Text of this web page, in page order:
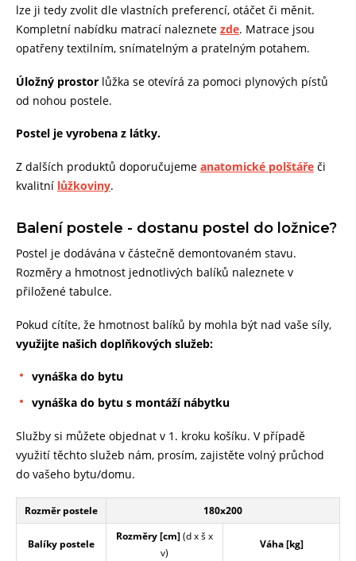
lze ji tedy zvolit dle vlastních preferencí, otáčet či měnit.
Kompletní nabídku matrací naleznete zde. Matrace jsou
opatřeny textilním, snímatelným a pratelným potahem.
Úložný prostor lůžka se otevírá za pomoci plynových pístů
od nohou postele.
Postel je vyrobena z látky.
Z dalších produktů doporučujeme anatomické polštáře či
kvalitní lůžkoviny.
Balení postele - dostanu postel do ložnice?
Postel je dodávána v částečně demontovaném stavu.
Rozměry a hmotnost jednotlivých balíků naleznete v
přiložené tabulce.
Pokud cítíte, že hmotnost balíků by mohla být nad vaše síly,
využijte našich doplňkových služeb:
vynáška do bytu
vynáška do bytu s montáží nábytku
Služby si můžete objednat v 1. kroku košíku. V případě
využití těchto služeb nám, prosím, zajistěte volný průchod
do vašeho bytu/domu.
Rozměr postele 180x200
Balíky postele
Rozměry [cm](d x š x
v)
Váha [kg]